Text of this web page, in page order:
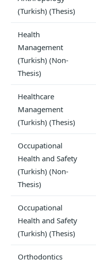
(Turkish) (Thesis)
Health
Management
(Turkish) (Non-
Thesis)
Healthcare
Management
(Turkish) (Thesis)
Occupational
Health and Safety
(Turkish) (Non-
Thesis)
Occupational
Health and Safety
(Turkish) (Thesis)
Orthodontics